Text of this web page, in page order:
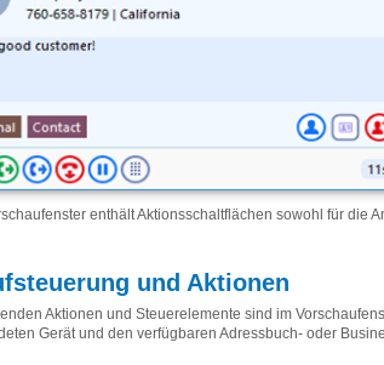
enthält Aktionsschaltflächen sowohl für die
und Aktionen
Aktionen und Steuerelemente sind im
Gerät und den verfügbaren Adressbuch- oder